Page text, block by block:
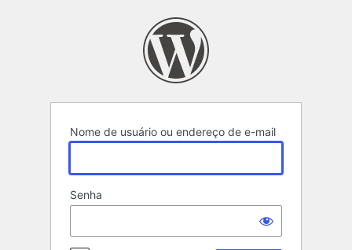
Nome de usuário ou endereço de e-mail
Senha